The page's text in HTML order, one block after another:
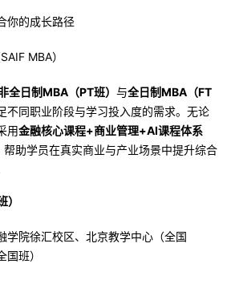
你的成长路径
MBA）
全日制MBA（PT班） 与全日制MBA（FT
不同职业阶段与学习投入度的需求。无论
用金融核心课程+商业管理+AI课程体系
帮助学员在真实商业与产业场景中提升综合
学院徐汇校区、北京教学中心（全国
班）